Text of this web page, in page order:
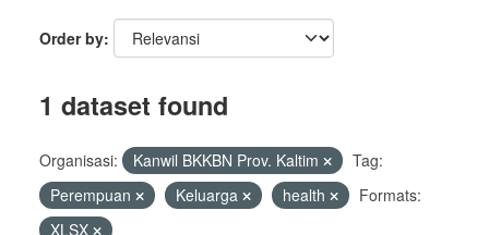
Order by
1 dataset found
Organisasi: Kanwil BKKBN Prov. Kaltim
Tag:
Perempuan
Keluarga health
Formats:
XLSX